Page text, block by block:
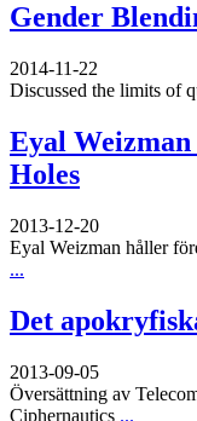
Gender
2014-11-22
Discussed the limits of
Eyal
Holes
2013-12-20
Eyal Weizman håller
...
Det
2013-09-05
Översättning av
Ciphernautics ...